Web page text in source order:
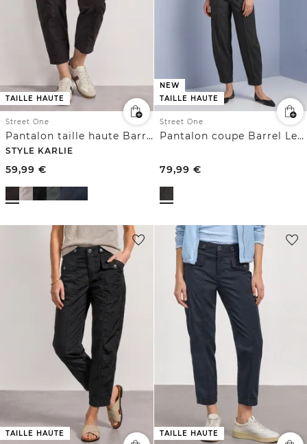
TAILLE HAUTE
Street One
Pantalon taille haute Barrel Leg à coupe décontractée
STYLE KARLIE
59,99 €
NEW
TAILLE HAUTE
Street One
Pantalon coupe Barrel Leg à boucles décoratives
79,99 €
TAILLE HAUTE TAILLE HAUTE